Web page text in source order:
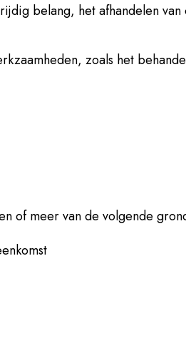
belang, het afhandelen
zoals het
of meer van de volgende